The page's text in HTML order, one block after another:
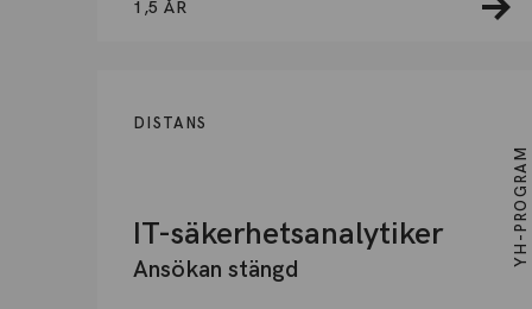
1,5 ÅR
DISTANS
IT-säkerhetsanalytiker
Ansökan stängd
YH-PROGRAM